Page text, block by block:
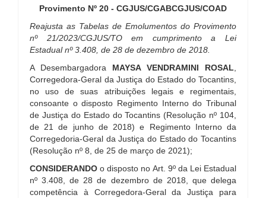
Provimento Nº 20 - CGJUS/CGABCGJUS/COAD
Reajusta as Tabelas de Emolumentos do Provimento
nº 21/2023/CGJUS/TO em cumprimento a Lei
Estadual nº 3.408, de 28 de dezembro de 2018.
A Desembargadora MAYSA VENDRAMINI ROSAL
Corregedora-Geral da Justiça do Estado do Tocantins,
no uso de suas atribuições legais e regimentais,
consoante o disposto Regimento Interno do Tribunal
de Justiça do Estado do Tocantins (Resolução nº 104,
de 21 de junho de 2018) e Regimento Interno da
Corregedoria-Geral da Justiça do Estado do Tocantins
(Resolução nº 8, de 25 de março de 2021);
CONSIDERANDOo disposto no Art. 9º da Lei Estadual
nº 3.408, de 28 de dezembro de 2018, que delega
competência à Corregedora-Geral da Justiça para